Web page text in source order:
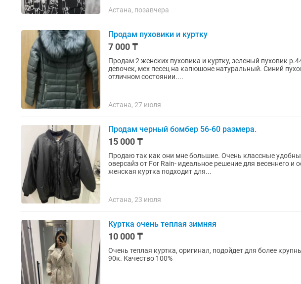
Астана, позавчера
Продам пуховики и куртку
7 000 ₸
Продам 2 женских пуховика и куртку, зеленый пуховик
девочек, мех песец на капюшоне натуральный. Синий
отличном состоянии....
Астана, 27 июля
Продам черный бомбер 56-60 размера.
15 000 ₸
Продаю так как они мне большие. Очень классные удобный
оверсайз от For Rain- идеальное решение для весеннего и
женская куртка подходит для...
Астана, 23 июля
Куртка очень теплая зимняя
10 000 ₸
Очень теплая куртка, оригинал, подойдет для более
90к. Качество 100%